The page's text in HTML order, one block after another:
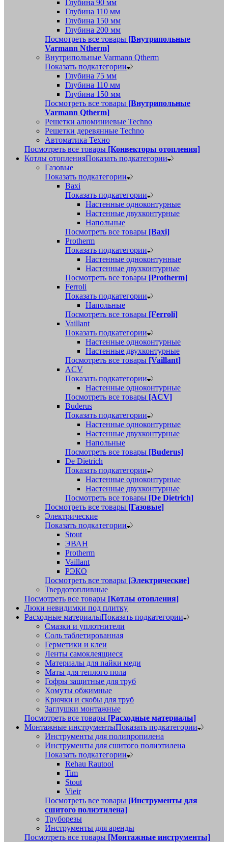
Глубина 90 мм
Глубина 110 мм
Глубина 150 мм
Глубина 200 мм
Посмотреть все товары [Внутрипольные
Varmann Ntherm]
Внутрипольные Varmann Qtherm
Показать подкатегории
Глубина 75 мм
Глубина 110 мм
Глубина 150 мм
Посмотреть все товары [Внутрипольные
Varmann Qtherm]
Решетки алюминиевые Techno
Решетки деревянные Techno
Автоматика Техно
Посмотреть все товары [Конвекторы отопления]
Котлы отопленияПоказать подкатегории
Газовые
Показать подкатегории
Baxi
Показать подкатегории
Настенные одноконтурные
Настенные двухконтурные
Напольные
Посмотреть все товары [Baxi]
Protherm
Показать подкатегории
Настенные одноконтунные
Настенные двухконтурные
Посмотреть все товары [Protherm]
Ferroli
Показать подкатегории
Напольные
Посмотреть все товары [Ferroli]
Vaillant
Показать подкатегории
Настенные одноконтурные
Настенные двухконтурные
Посмотреть все товары [Vaillant]
ACV
Показать подкатегории
Настенные одноконтурные
Посмотреть все товары [ACV]
Buderus
Показать подкатегории
Настенные одноконтурные
Настенные двухконтурные
Напольные
Посмотреть все товары [Buderus]
De Dietrich
Показать подкатегории
Настенные одноконтурные
Настенные двухконтурные
Посмотреть все товары [De Dietrich]
Посмотреть все товары [Газовые]
Электрические
Показать подкатегории
Stout
ЭВАН
Protherm
Vaillant
РЭКО
Посмотреть все товары [Электрические]
Твердотопливные
Посмотреть все товары [Котлы отопления]
Люки невидимки под плитку
Расходные материалыПоказать подкатегории
Смазки и уплотнители
Соль таблетированная
Герметики и клеи
Ленты самоклеящиеся
Материалы для пайки меди
Маты для теплого пола
Гофры защитные для труб
Хомуты обжимные
Крючки и скобы для труб
Заглушки монтажные
Посмотреть все товары [Расходные материалы]
Монтажные инструментыПоказать подкатегории
Инструменты для полипропилена
Инструменты для сшитого полиэтилена
Показать подкатегории
Rehau Rautool
Tim
Stout
Vieir
Посмотреть все товары [Инструменты для
сшитого полиэтилена]
Труборезы
Инструменты для аренды
Посмотреть все товары [Монтажные инструменты]